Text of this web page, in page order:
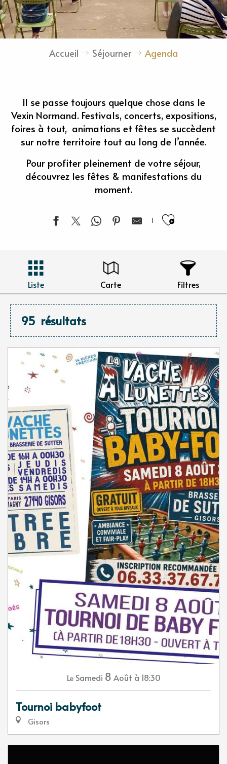
Accueil Séjourner Agenda
Il se passe toujours quelque chose dans le
Vexin Normand. Festivals, concerts, expositions,
foires à tout, animations et fêtes se succèdent
sur notre territoire tout au long de l’année.
Pour profiter pleinement de votre séjour,
découvrez les fêtes & manifestations du
moment.
Ajouter
Liste Carte Filtres
95 résultats
Le Samedi 8 Août à 18:30
Tournoi babyfoot
Gisors